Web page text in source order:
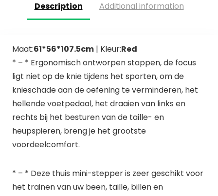
Description Additional information
Maat:61*56*107.5cm| Kleur:Red
* – * Ergonomisch ontworpen stappen, de focus
ligt niet op de knie tijdens het sporten, om de
knieschade aan de oefening te verminderen, het
hellende voetpedaal, het draaien van links en
rechts bij het besturen van de taille- en
heupspieren, breng je het grootste
voordeelcomfort.
* – * Deze thuis mini-stepper is zeer geschikt voor
het trainen van uw been, taille, billen en